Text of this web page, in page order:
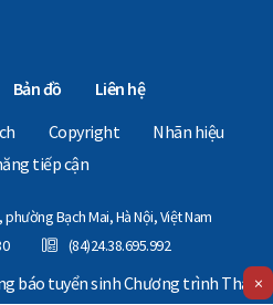
Bản đồ
Liên hệ
Copyright
Nhãn hiệu
tiếp cận
Bạch Mai, Hà Nội, Việt Nam
(84)24.38.695.992
University. All Rights Reserved
Chương trình Thạc sĩ Điều hành cao
×